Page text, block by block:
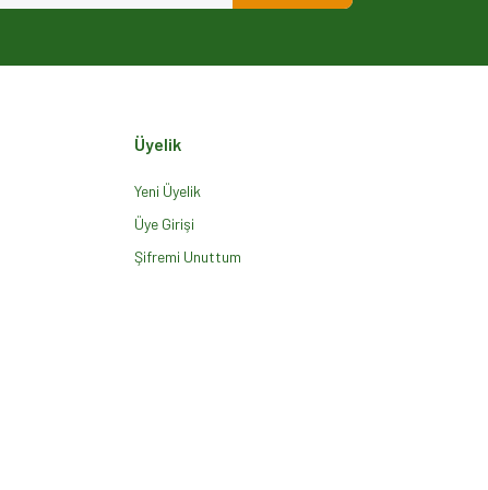
Üyelik
Yeni Üyelik
Üye Girişi
Şifremi Unuttum